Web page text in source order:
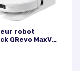
robot
QRevo MaxV